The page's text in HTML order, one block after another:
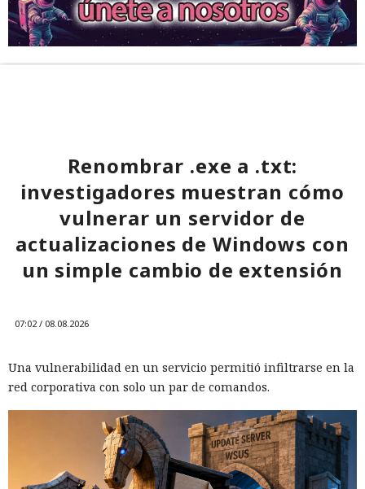
Renombrar .exe a .txt:
investigadores muestran cómo
vulnerar un servidor de
actualizaciones de Windows con
un simple cambio de extensión
07:02 / 08.08.2026
Una vulnerabilidad en un servicio permitió infiltrarse en la
red corporativa con solo un par de comandos.